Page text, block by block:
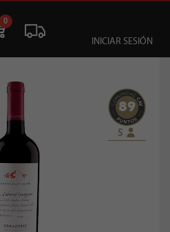
0
INICIAR SESIÓN
89
5